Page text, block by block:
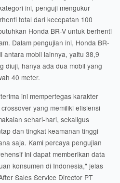
ini, penguji mengukur
total dari kecepatan 100
Honda BR-V untuk berhenti
Dalam pengujian ini, Honda BR-
antara mobil lainnya, yaitu 38,9
diuji, hanya ada dua mobil yang
40 meter.
ini mempertegas karakter
yang memiliki efisiensi
sehari-hari, sekaligus
dan tingkat keamanan tinggi
saja. Kami percaya pengujian
ini dapat memberikan data
konsumen di Indonesia," jelas
Sales Service Director PT